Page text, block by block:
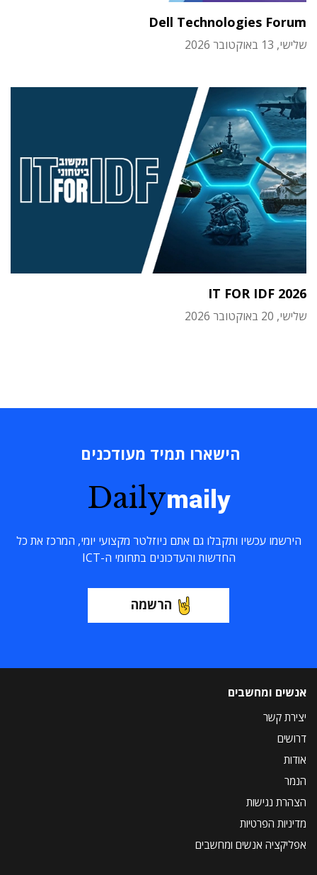
Dell Technologies Forum
שלישי, 13 באוקטובר 2026
IT FOR IDF 2026
שלישי, 20 באוקטובר 2026
הישארו תמיד מעודכנים
Dailymaily
הירשמו עכשיו ותקבלו גם אתם ניוזלטר מקצועי יומי, המרכז את כל
החדשות והעדכונים בתחומי ה-ICT
הרשמה
אנשים ומחשבים
יצירת קשר
דרושים
אודות
הנמר
הצהרת נגישות
מדיניות הפרטיות
אפליקציה אנשים ומחשבים